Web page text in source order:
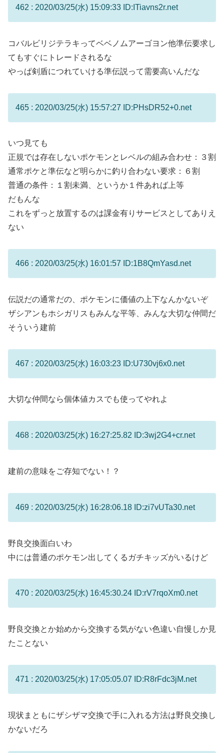
462 : 2020/03/25(水) 15:09:33 ID:ITiavns2r.net
コバルビリジテラキってベベノムアーゴヨン他準伝要求し
てもすぐにトレードされるな
やっぱ剣盾につれていける準伝説って需要高いんだな
465 : 2020/03/25(水) 15:57:27 ID:PHsDR52+0.net
いつ見ても
正規では存在しないポケモンとレベルの組み合わせ：３割
通常ポケと準伝など明らかに釣り合わない要求：６割
普通の条件：１割未満、というか１件あれば上等
だもんな
これをずっと放置するのは課金有りサービスとしてありえ
ない
466 : 2020/03/25(水) 16:01:57 ID:1B8QmYasd.net
伝説だの通常だの、ポケモンに価値の上下なんかないぞ
ザシアンもホシガリスもみんな平等、みんな大切な仲間だ
そういう建前
467 : 2020/03/25(水) 16:03:23 ID:U730vj6x0.net
大切な仲間なら個体値カスでも使ってやれよ
468 : 2020/03/25(水) 16:27:25.82 ID:3wj2G4+cr.net
建前の意味をご存知でない！？
469 : 2020/03/25(水) 16:28:06.18 ID:zi7vUTa30.net
野良交換面白いわ
中には普通のポケモン出してくるガチキッズがいるけど
470 : 2020/03/25(水) 16:45:30.24 ID:rV7rqoXm0.net
野良交換とか始めから交換する気がない色違い自慢しか見
たことない
471 : 2020/03/25(水) 17:05:05.07 ID:R8rFdc3jM.net
現状まともにザシザマ交換で手に入れる方法は野良交換し
かないだろ